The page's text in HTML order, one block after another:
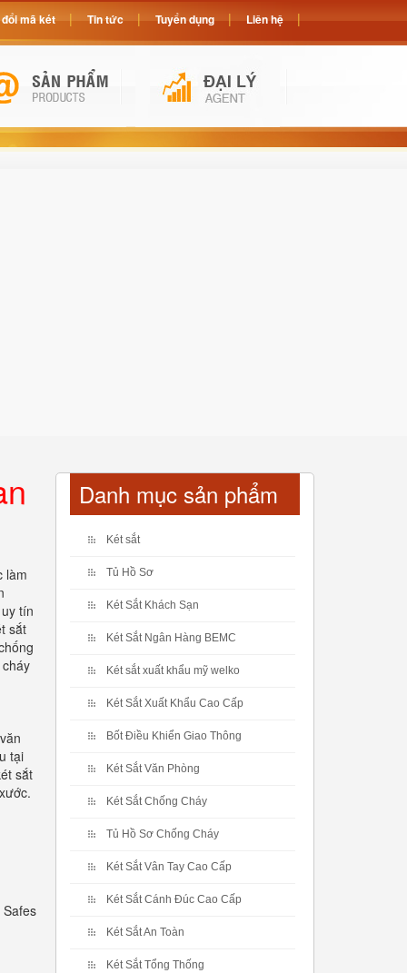
làm
tín
sắt
tại
sắt
Danh mục sản phẩm
Két sắt
Tủ Hồ Sơ
Két Sắt Khách Sạn
Két Sắt Ngân Hàng BEMC
Két sắt xuất khẩu mỹ welko
Két Sắt Xuất Khẩu Cao Cấp
Bốt Điều Khiển Giao Thông
Két Sắt Văn Phòng
Két Sắt Chống Cháy
Tủ Hồ Sơ Chống Cháy
Két Sắt Vân Tay Cao Cấp
Két Sắt Cánh Đúc Cao Cấp
Két Sắt An Toàn
Két Sắt Tổng Thống
mã két Tin tức Tuyển dụng Liên hệ